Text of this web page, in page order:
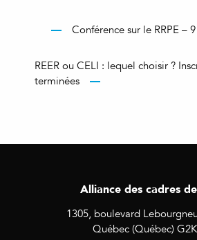
Conférence sur le RRPE –
REER ou CELI : lequel choisir ?
terminées
Alliance des cadres
1305, boulevard
Québec (Québec)